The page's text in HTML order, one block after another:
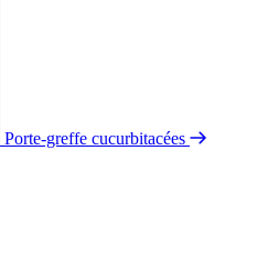
Porte-greffe cucurbitacées